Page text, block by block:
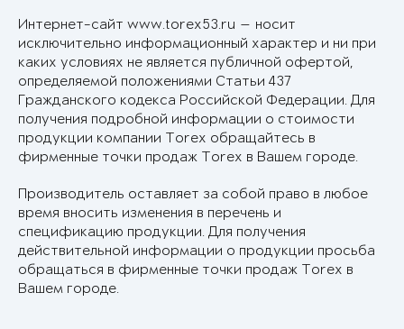
Интернет-сайт www.torex53.ru — носит
исключительно информационный характер и ни при
каких условиях не является публичной офертой,
определяемой положениями Статьи 437
Гражданского кодекса Российской Федерации. Для
получения подробной информации о стоимости
продукции компании Torex обращайтесь в
фирменные точки продаж Torex в Вашем городе.
Производитель оставляет за собой право в любое
время вносить изменения в перечень и
спецификацию продукции. Для получения
действительной информации о продукции просьба
обращаться в фирменные точки продаж Torex в
Вашем городе.